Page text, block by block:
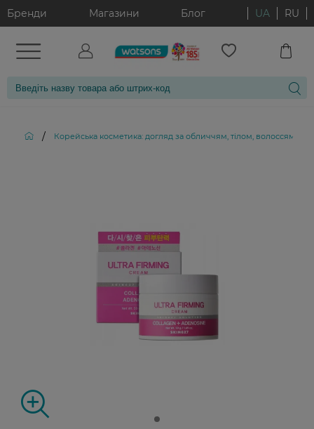
Бренди Магазини Блог UA RU
/ Корейська косметика: догляд за обличчям, тілом, волоссям і